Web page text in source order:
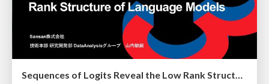
Sequences of Logits Reveal the Low Rank Structure of Language Models